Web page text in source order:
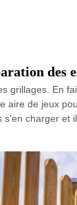
des
grillages. En
de jeux
charger